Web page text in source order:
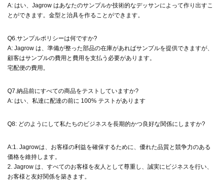
A: はい、Jagrow はあなたのサンプルか技術的なデッサンによって作り出すこ
とができます。金型と治具を作ることができます。
Q6.サンプルポリシーは何ですか?
A: Jagrow は、準備が整った部品の在庫があればサンプルを提供できますが、
顧客はサンプルの費用と費用を支払う必要があります。
宅配便の費用。
Q7.納品前にすべての商品をテストしていますか?
A: はい、私達に配達の前に 100% テストがあります
Q8: どのようにして私たちのビジネスを長期的かつ良好な関係にしますか?
A:1. Jagrowは、お客様の利益を確保するために、優れた品質と競争力のある
価格を維持します。
2. Jagrow は、すべてのお客様を友人として尊重し、誠実にビジネスを行い、
お客様と友好関係を築きます。